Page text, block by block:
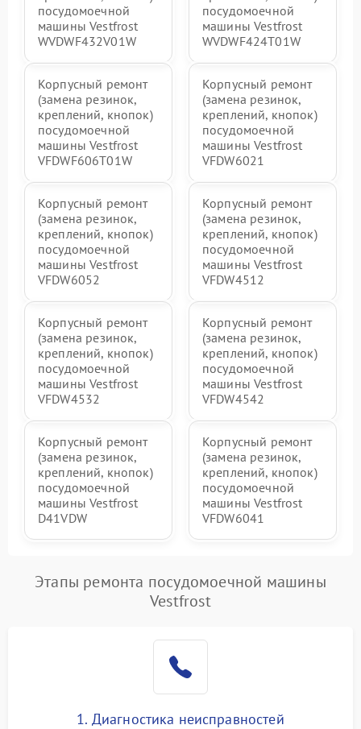
посудомоечной
машины Vestfrost
WVDWF432V01W
посудомоечной
машины Vestfrost
WVDWF424T01W
Корпусный ремонт
(замена резинок,
креплений, кнопок)
посудомоечной
машины Vestfrost
VFDWF606T01W
Корпусный ремонт
(замена резинок,
креплений, кнопок)
посудомоечной
машины Vestfrost
VFDW6021
Корпусный ремонт
(замена резинок,
креплений, кнопок)
посудомоечной
машины Vestfrost
VFDW6052
Корпусный ремонт
(замена резинок,
креплений, кнопок)
посудомоечной
машины Vestfrost
VFDW4512
Корпусный ремонт
(замена резинок,
креплений, кнопок)
посудомоечной
машины Vestfrost
VFDW4532
Корпусный ремонт
(замена резинок,
креплений, кнопок)
посудомоечной
машины Vestfrost
VFDW4542
Корпусный ремонт
(замена резинок,
креплений, кнопок)
посудомоечной
машины Vestfrost
D41VDW
Корпусный ремонт
(замена резинок,
креплений, кнопок)
посудомоечной
машины Vestfrost
VFDW6041
Этапы ремонта посудомоечной машины
Vestfrost
1. Диагностика неисправностей